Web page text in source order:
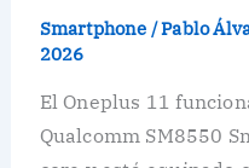
Smartphone /Pablo
2026
El Oneplus 11
Qualcomm SM8550